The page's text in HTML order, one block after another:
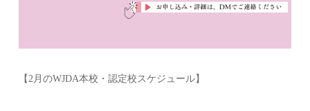
【2月のWJDA本校・認定校スケジュール】